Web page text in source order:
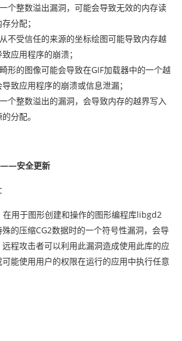
个整数溢出漏洞，可能会导致无效的内存读
分配；
不受信任的来源的坐标绘图可能导致内存越
应用程序的崩溃；
形的图像可能会导致在GIF加载器中的一个越
致应用程序的崩溃或信息泄漏；
个整数溢出的漏洞，会导致内存的越界写入
分配。
——安全更新
在用于图形创建和操作的图形编程库libgd2
的压缩CG2数据时的一个符号性漏洞，会导
程攻击者可以利用此漏洞造成使用此库的应
能使用用户的权限在运行的应用中执行任意